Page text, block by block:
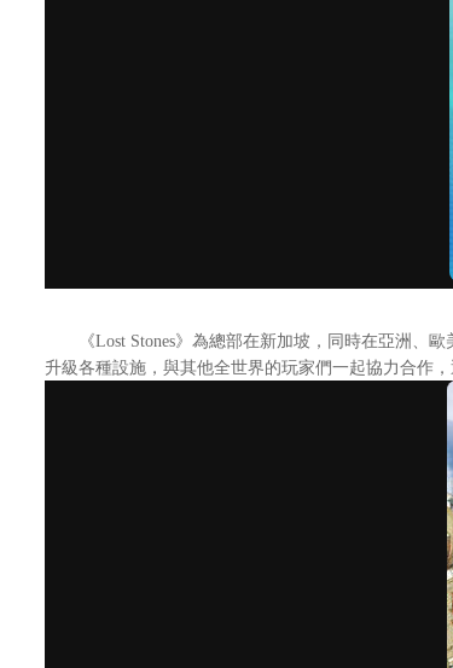
《Lost Stones》為總部在新加坡，同時在亞洲、歐
升級各種設施，與其他全世界的玩家們一起協力合作